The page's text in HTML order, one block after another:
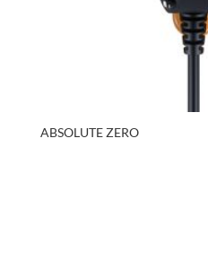
ABSOLUTE ZERO